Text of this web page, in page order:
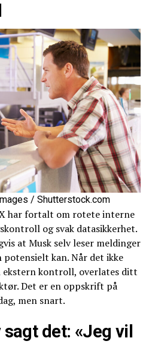
/ Shutterstock.com
har fortalt om rotete interne
og svak datasikkerhet.
at Musk selv leser meldinger
potensielt kan. Når det ikke
ekstern kontroll, overlates ditt
Det er en oppskrift på
men snart.
det: «Jeg vil